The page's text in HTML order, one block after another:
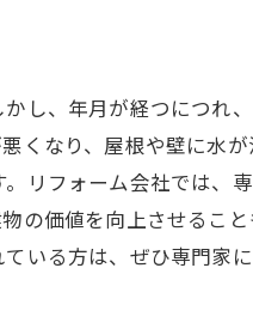
し、年月が経つにつれ
くなり、屋根や壁に水
リフォーム会社では、
の価値を向上させるこ
いる方は、ぜひ専門家